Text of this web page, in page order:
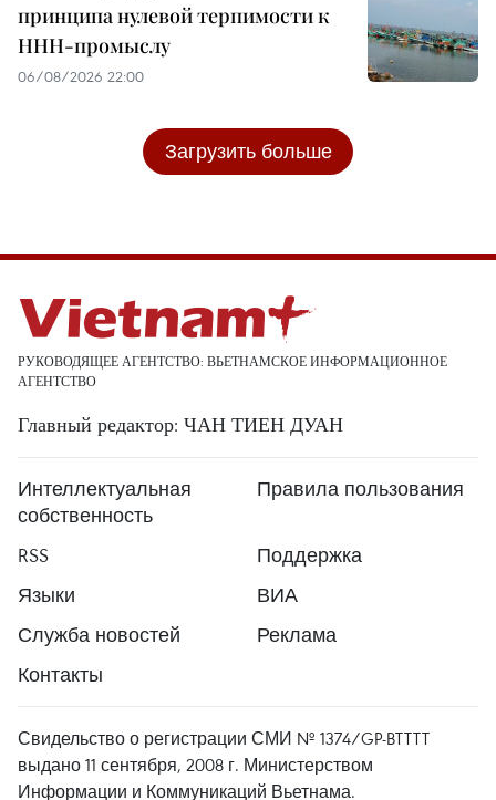
принципа нулевой терпимости к
ННН-промыслу
06/08/2026 22:00
Загрузить больше
РУКОВОДЯЩЕЕ АГЕНТСТВО: ВЬЕТНАМСКОЕ ИНФОРМАЦИОННОЕ
АГЕНТСТВО
Главный редактор: ЧАН ТИЕН ДУАН
Интеллектуальная
собственность
Правила пользования
RSS
Поддержка
Языки
ВИА
Служба новостей
Реклама
Контакты
Свидельство о регистрации СМИ № 1374/GP-BTTTT
выдано 11 сентября, 2008 г. Министерством
Информации и Коммуникаций Вьетнама.